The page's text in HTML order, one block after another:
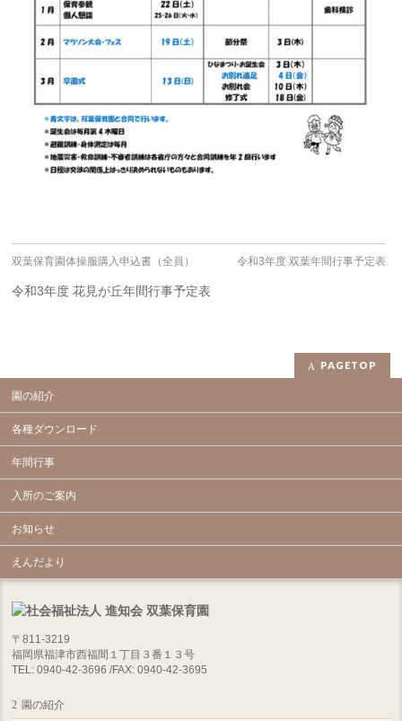
双葉保育園体操服購入申込書（全員） 令和3年度 双葉年間行事予定表
令和3年度 花見が丘年間行事予定表
PAGETOP
園の紹介
各種ダウンロード
年間行事
入所のご案内
お知らせ
えんだより
〒811-3219
福岡県福津市西福間１丁目３番１３号
TEL: 0940-42-3696 /FAX: 0940-42-3695
園の紹介